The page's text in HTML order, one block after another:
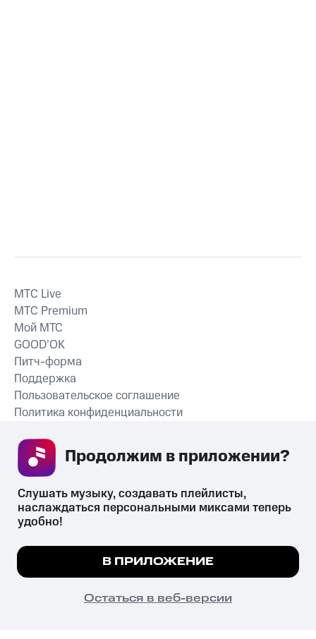
СКАЧАТЬ ПРИЛОЖЕНИЕ
MTС Live
MTС Premium
Мой МТС
GOOD’OK
Питч-форма
Поддержка
Пользовательское соглашение
Политика конфиденциальности
психотропных веществ, их аналогов причиняет вред здоровью,
их незаконный оборот запрещён и влечёт установленную
законодательством ответственность.
© 2026 ООО «КИОН».
Все права защищены
Мы используем куки, чтобы на сайте все
Подробнее
ПОНЯТНО
Слушать музыку, создавать плейлисты,
наслаждаться персональными миксами теперь
удобно!
В ПРИЛОЖЕНИЕ
Остаться в веб-версии